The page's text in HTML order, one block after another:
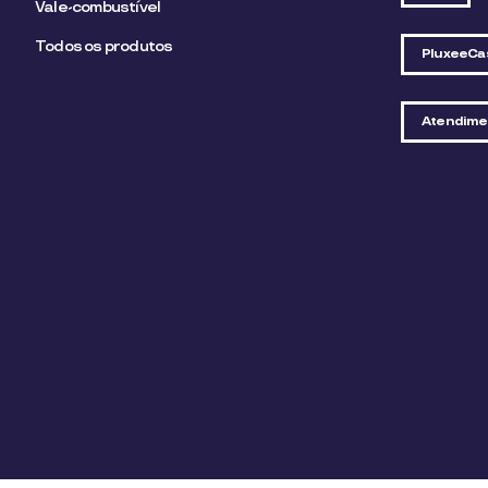
Vale-combustível
Todos os produtos